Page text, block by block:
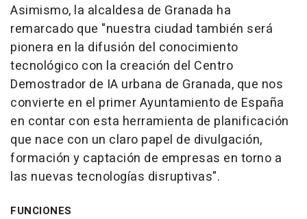
Asimismo, la alcaldesa de Granada ha
remarcado que "nuestra ciudad también será
pionera en la difusión del conocimiento
tecnológico con la creación del Centro
Demostrador de IA urbana de Granada, que nos
convierte en el primer Ayuntamiento de España
en contar con esta herramienta de planificación
que nace con un claro papel de divulgación,
formación y captación de empresas en torno a
las nuevas tecnologías disruptivas".
FUNCIONES